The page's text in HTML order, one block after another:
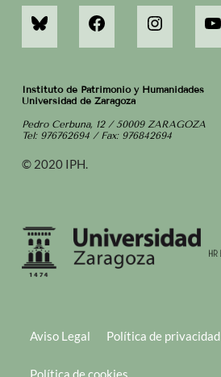
Instituto de Patrimonio y Humanidades
Universidad de Zaragoza
Pedro Cerbuna, 12 / 50009 ZARAGOZA
Tel: 976762694 / Fax: 976842694
© 2020 IPH.
Aviso Legal Política de privacidad
Política de cookies